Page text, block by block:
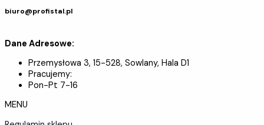
biuro@profistal.pl
Dane Adresowe:
Przemysłowa 3, 15-528, Sowlany, Hala D1
Pracujemy:
Pon-Pt 7-16
MENU